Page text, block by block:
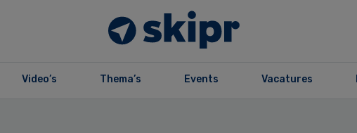
Video’s Thema’s Events Vacatures